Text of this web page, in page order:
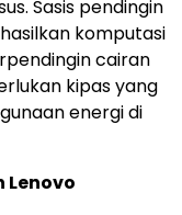
Sasis pendingin
komputasi
cairan
kipas yang
energi di
Lenovo